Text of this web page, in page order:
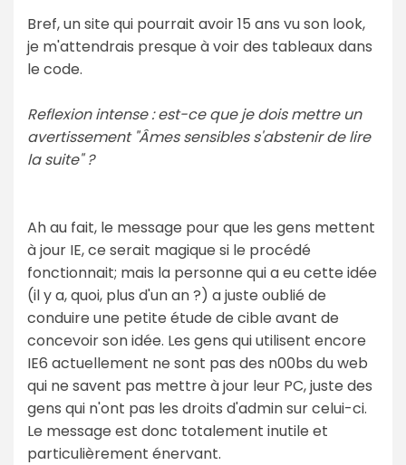
Bref, un site qui pourrait avoir 15 ans vu son look,
je m'attendrais presque à voir des tableaux dans
le code.
Reflexion intense : est-ce que je dois mettre un
avertissement "Âmes sensibles s'abstenir de lire
la suite" ?
Ah au fait, le message pour que les gens mettent
à jour IE, ce serait magique si le procédé
fonctionnait; mais la personne qui a eu cette idée
(il y a, quoi, plus d'un an ?) a juste oublié de
conduire une petite étude de cible avant de
concevoir son idée. Les gens qui utilisent encore
IE6 actuellement ne sont pas des n00bs du web
qui ne savent pas mettre à jour leur PC, juste des
gens qui n'ont pas les droits d'admin sur celui-ci.
Le message est donc totalement inutile et
particulièrement énervant.